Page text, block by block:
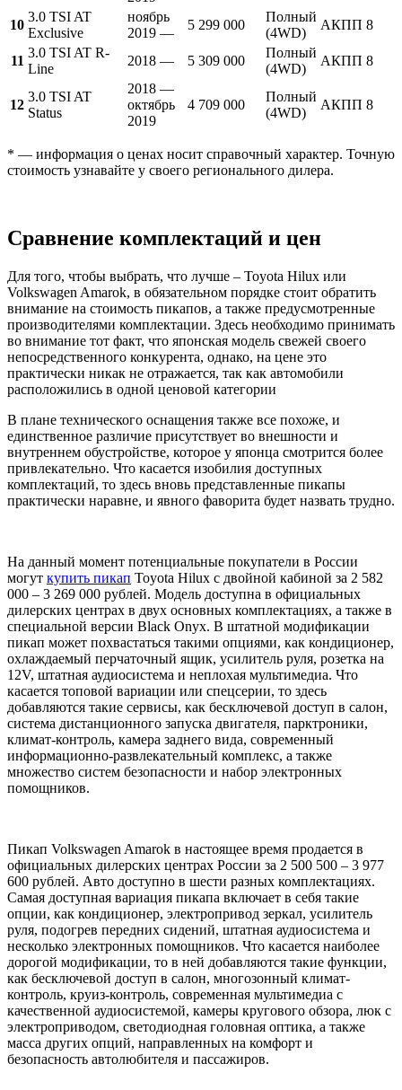
10
3.0 TSI AT
Exclusive
ноябрь
2019 —
5 299 000
Полный
(4WD)
АКПП 8
11
3.0 TSI AT R-
Line
2018 — 5 309 000
Полный
(4WD)
АКПП 8
12
3.0 TSI AT
Status
2018 —
октябрь
2019
4 709 000
Полный
(4WD)
АКПП 8
* — информация о ценах носит справочный характер. Точную
стоимость узнавайте у своего регионального дилера.
Сравнение комплектаций и цен
Для того, чтобы выбрать, что лучше – Toyota Hilux или
Volkswagen Amarok, в обязательном порядке стоит обратить
внимание на стоимость пикапов, а также предусмотренные
производителями комплектации. Здесь необходимо принимать
во внимание тот факт, что японская модель свежей своего
непосредственного конкурента, однако, на цене это
практически никак не отражается, так как автомобили
расположились в одной ценовой категории
В плане технического оснащения также все похоже, и
единственное различие присутствует во внешности и
внутреннем обустройстве, которое у японца смотрится более
привлекательно. Что касается изобилия доступных
комплектаций, то здесь вновь представленные пикапы
практически наравне, и явного фаворита будет назвать трудно.
На данный момент потенциальные покупатели в России
могут купить пикап Toyota Hilux с двойной кабиной за 2 582
000 – 3 269 000 рублей. Модель доступна в официальных
дилерских центрах в двух основных комплектациях, а также в
специальной версии Black Onyx. В штатной модификации
пикап может похвастаться такими опциями, как кондиционер,
охлаждаемый перчаточный ящик, усилитель руля, розетка на
12V, штатная аудиосистема и неплохая мультимедиа. Что
касается топовой вариации или спецсерии, то здесь
добавляются такие сервисы, как бесключевой доступ в салон,
система дистанционного запуска двигателя, парктроники,
климат-контроль, камера заднего вида, современный
информационно-развлекательный комплекс, а также
множество систем безопасности и набор электронных
помощников.
Пикап Volkswagen Amarok в настоящее время продается в
официальных дилерских центрах России за 2 500 500 – 3 977
600 рублей. Авто доступно в шести разных комплектациях.
Самая доступная вариация пикапа включает в себя такие
опции, как кондиционер, электропривод зеркал, усилитель
руля, подогрев передних сидений, штатная аудиосистема и
несколько электронных помощников. Что касается наиболее
дорогой модификации, то в ней добавляются такие функции,
как бесключевой доступ в салон, многозонный климат-
контроль, круиз-контроль, современная мультимедиа с
качественной аудиосистемой, камеры кругового обзора, люк с
электроприводом, светодиодная головная оптика, а также
масса других опций, направленных на комфорт и
безопасность автолюбителя и пассажиров.